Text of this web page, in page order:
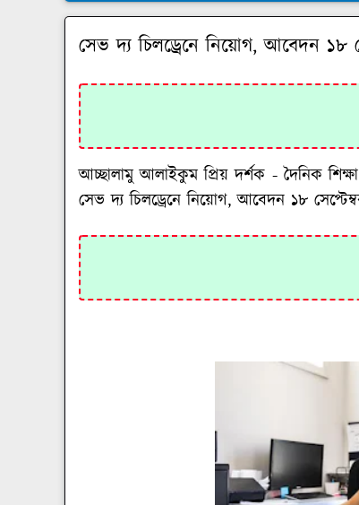
সেভ দ্য চিলড্রেনে নিয়োগ, আবেদন ১৮
আচ্ছালামু আলাইকুম প্রিয় দর্শক - দৈনিক
সেভ দ্য চিলড্রেনে নিয়োগ, আবেদন ১৮